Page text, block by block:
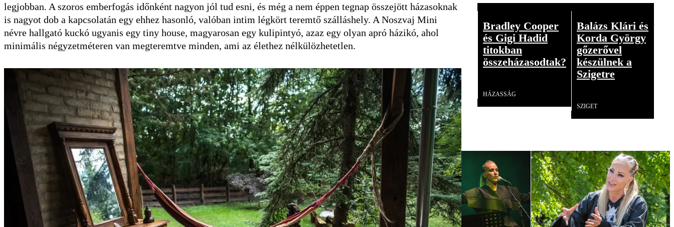
legjobban. A szoros emberfogás időnként nagyon jól tud esni, és még a nem éppen tegnap összejött házasoknak
is nagyot dob a kapcsolatán egy ehhez hasonló, valóban intim légkört teremtő szálláshely. A Noszvaj Mini
névre hallgató kuckó ugyanis egy tiny house, magyarosan egy kulipintyó, azaz egy olyan apró házikó, ahol
minimális négyzetméteren van megteremtve minden, ami az élethez nélkülözhetetlen.
Bradley Cooper
és Gigi Hadid
titokban
összeházasodtak?
HÁZASSÁG
Balázs Klári és
Korda György
gőzerővel
készülnek a
Szigetre
SZIGET